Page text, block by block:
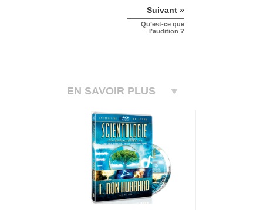
Suivant »
Qu’est-ce que
l’audition ?
EN SAVOIR PLUS